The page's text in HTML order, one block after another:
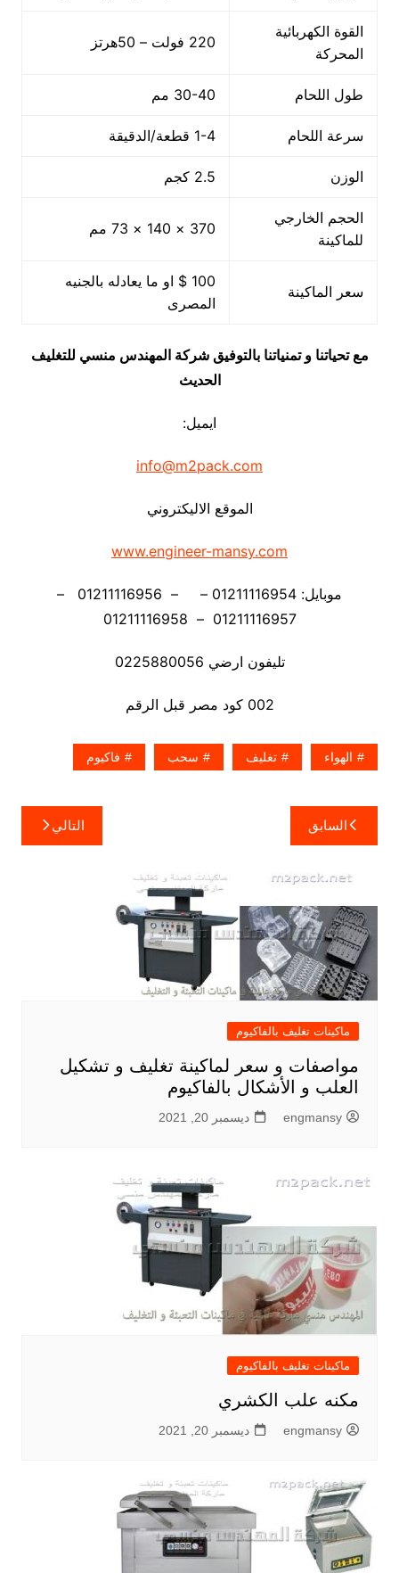
القوة الكهربائية
المحركة
220 فولت – 50هرتز
طول اللحام 30-40 مم
سرعة اللحام 1-4 قطعة/الدقيقة
الوزن 2.5 كجم
الحجم الخارجي
للماكينة
370 × 140 × 73 مم
سعر الماكينة
100 $ او ما يعادله بالجنيه
المصرى
مع تحياتنا و تمنياتنا بالتوفيق شركة المهندس منسي للتغليف
الحديث
ايميل:
info@m2pack.com
الموقع الاليكتروني
www.engineer-mansy.com
موبايل: 01211116954 – – 01211116956 –
01211116957 – 01211116958
تليفون ارضي 0225880056
002 كود مصر قبل الرقم
الهواء تغليف سحب فاكيوم
تصفّح
المقالات
السابق التالي
ماكينات تغليف بالفاكيوم
مواصفات و سعر لماكينة تغليف و تشكيل
العلب و الأشكال بالفاكيوم
engmansy ديسمبر 20, 2021
ماكينات تغليف بالفاكيوم
مكنه علب الكشري
engmansy ديسمبر 20, 2021